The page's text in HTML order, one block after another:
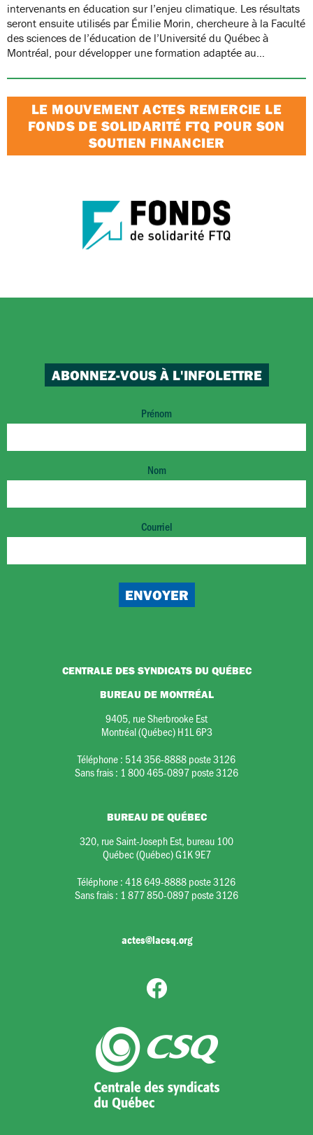
intervenants en éducation sur l’enjeu climatique. Les résultats
seront ensuite utilisés par Émilie Morin, chercheure à la Faculté
des sciences de l’éducation de l’Université du Québec à
Montréal, pour développer une formation adaptée au…
LE MOUVEMENT ACTES REMERCIE LE
FONDS DE SOLIDARITÉ FTQ POUR SON
SOUTIEN FINANCIER
ABONNEZ-VOUS À L'INFOLETTRE
Prénom
Nom
Courriel
CENTRALE DES SYNDICATS DU QUÉBEC
BUREAU DE MONTRÉAL
9405, rue Sherbrooke Est
Montréal (Québec) H1L 6P3
Téléphone : 514 356-8888 poste 3126
Sans frais : 1 800 465-0897 poste 3126
BUREAU DE QUÉBEC
320, rue Saint-Joseph Est, bureau 100
Québec (Québec) G1K 9E7
Téléphone :418 649-8888 poste 3126
Sans frais : 1 877 850-0897 poste 3126
actes@lacsq.org